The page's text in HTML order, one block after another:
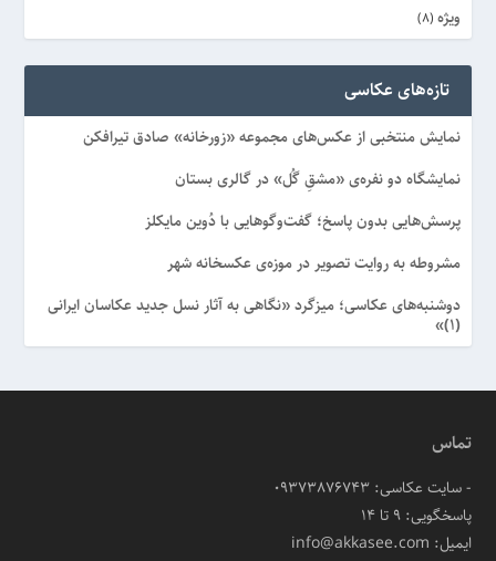
ویژه (8)
تازه‌های عکاسی
نمایش منتخبی از عکس‌های مجموعه «زورخانه» صادق تیرافکن
نمایشگاه دو نفره‌ی «مشقِ گُل» در گالری بستان
پرسش‌هایی بدون پاسخ؛ گفت‌وگوهایی با دُوین مایکلز
مشروطه به روایت تصویر در موزه‌ی عکسخانه شهر
دوشنبه‌های عکاسی؛ میزگرد «نگاهی به آثار نسل جدید عکاسان ایرانی
(۱)»
تماس
- سایت عکاسی: 09373876743
پاسخگویی: ۹ تا ۱۴
ایمیل: info@akkasee.com